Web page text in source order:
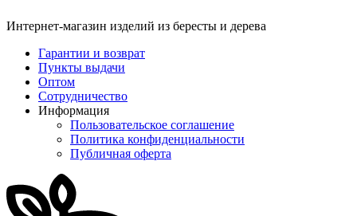
Интернет-магазин изделий из бересты и дерева
Гарантии и возврат
Пункты выдачи
Оптом
Сотрудничество
Информация
Пользовательское соглашение
Политика конфиденциальности
Публичная оферта